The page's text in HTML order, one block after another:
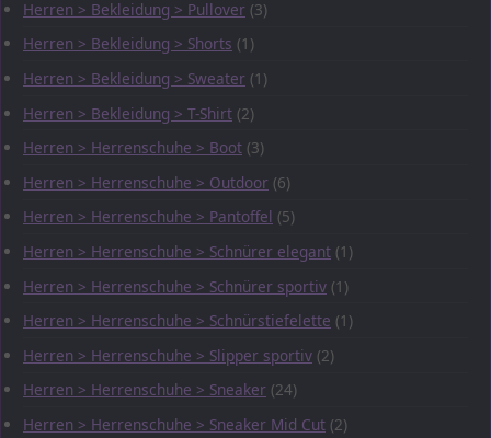
Herren > Bekleidung > Pullover (3)
Herren > Bekleidung > Shorts (1)
Herren > Bekleidung > Sweater (1)
Herren > Bekleidung > T-Shirt (2)
Herren > Herrenschuhe > Boot (3)
Herren > Herrenschuhe > Outdoor (6)
Herren > Herrenschuhe > Pantoffel (5)
Herren > Herrenschuhe > Schnürer elegant (1)
Herren > Herrenschuhe > Schnürer sportiv (1)
Herren > Herrenschuhe > Schnürstiefelette (1)
Herren > Herrenschuhe > Slipper sportiv (2)
Herren > Herrenschuhe > Sneaker (24)
Herren > Herrenschuhe > Sneaker Mid Cut (2)